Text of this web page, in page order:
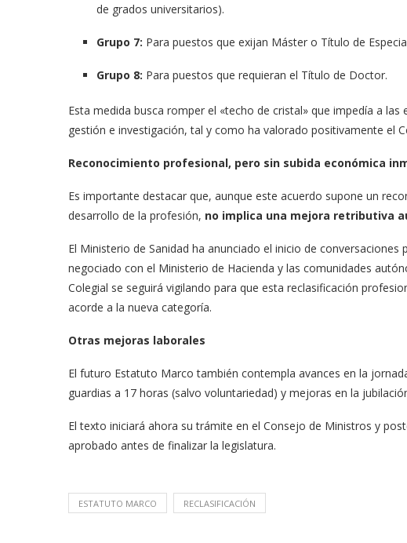
de grados universitarios).
Grupo 7: Para puestos que exijan Máster o Título de
Grupo 8: Para puestos que requieran el Título de Doctor.
Esta medida busca romper el «techo de cristal» que impedía a
gestión e investigación, tal y como ha valorado positivamente el
Reconocimiento profesional, pero sin subida económica
Es importante destacar que, aunque este acuerdo supone un
desarrollo de la profesión, no implica una mejora retributiva
El Ministerio de Sanidad ha anunciado el inicio de
negociado con el Ministerio de Hacienda y las comunidades
Colegial se seguirá vigilando para que esta reclasificación
acorde a la nueva categoría.
Otras mejoras laborales
El futuro Estatuto Marco también contempla avances en la
guardias a 17 horas (salvo voluntariedad) y mejoras en la
El texto iniciará ahora su trámite en el Consejo de Ministros y
aprobado antes de finalizar la legislatura.
ESTATUTO MARCO RECLASIFICACIÓN